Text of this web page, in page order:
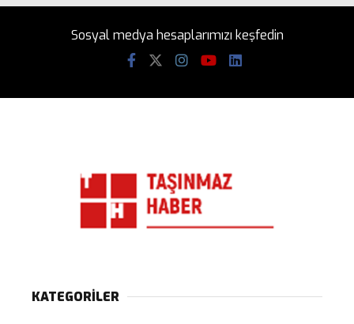
Sosyal medya hesaplarımızı keşfedin
KATEGORİLER